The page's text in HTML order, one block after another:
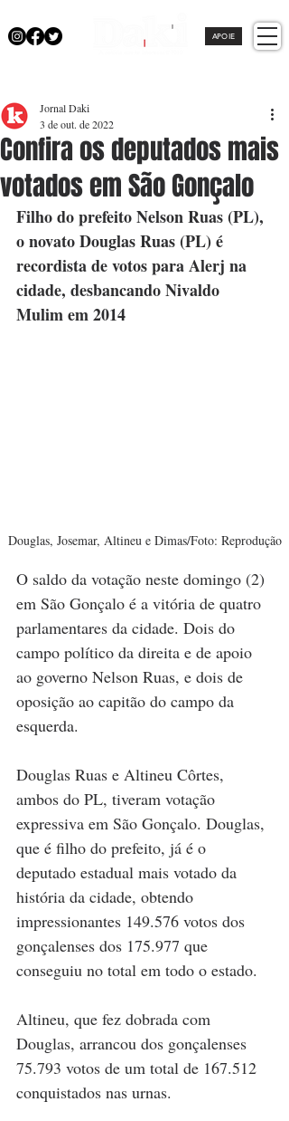
APOIE
Confira os deputados mais
votados em São Gonçalo
Jornal Daki
3 de out. de 2022
Filho do prefeito Nelson Ruas (PL),
o novato Douglas Ruas (PL) é
recordista de votos para Alerj na
cidade, desbancando Nivaldo
Mulim em 2014
Douglas, Josemar, Altineu e Dimas/Foto: Reprodução
O saldo da votação neste domingo (2)
em São Gonçalo é a vitória de quatro
parlamentares da cidade. Dois do
campo político da direita e de apoio
ao governo Nelson Ruas, e dois de
oposição ao capitão do campo da
esquerda.
Douglas Ruas e Altineu Côrtes,
ambos do PL, tiveram votação
expressiva em São Gonçalo. Douglas,
que é filho do prefeito, já é o
deputado estadual mais votado da
história da cidade, obtendo
impressionantes 149.576 votos dos
gonçalenses dos 175.977 que
conseguiu no total em todo o estado.
Altineu, que fez dobrada com
Douglas, arrancou dos gonçalenses
75.793 votos de um total de 167.512
conquistados nas urnas.